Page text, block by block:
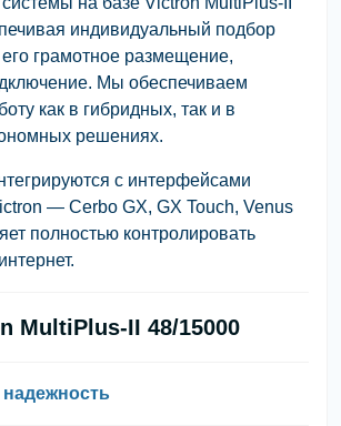
индивидуальный подбор
грамотное размещение,
Мы обеспечиваем
как в гибридных, так и в
решениях.
с интерфейсами
— Cerbo GX, GX Touch, Venus
полностью контролировать
MultiPlus-II 48/15000